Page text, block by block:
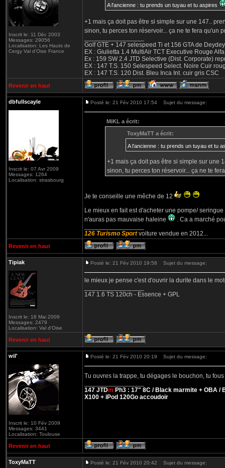
Inscrit le: 11 Déc 2003
Messages: 29056
Localisation: Les Hauts de
Cergy Val d'Oise France
A l'ancienne : tu prends un tuyau et tu aspires
+1 mais ça doit pas être si simple sur une 147..
sinon, tu perces ton réservoir... ça ne te fera qu'un
Golf GTE + 147 selespeed Ti et 156 GTA de
EX : Giulietta 1.4 MultiAir TCT Executive Rouge
Ex : 159 SW 2.4 JTD Selective (Dist. Corporate)
EX : 147 T.S. 150 Selespeed Select. Noire Cuir
EX : 147 T.S. 120 Dist. Bleu Inca Int. cuir gris CSC
Revenir en haut
dbfullscayle
Inscrit le: 07 Avr 2009
Messages: 1264
Localisation: strasbourg
Posté le: 21 Fév 2010 17:54 Sujet du message:
MiKL a écrit:
ToxyMaTT a écrit:
A l'ancienne : tu prends un tuyau et tu
+1 mais ça doit pas être si simple sur une
sinon, tu perces ton réservoir... ça ne te
Je te conseille une mêche de 12
Le mieux en fait est d'acheter une pompe/
n'auras pas mauvaise haleine
. Ca a marché
126 Turismo Sport voiture vendue en 2012...
Revenir en haut
Tipiak
Inscrit le: 18 Mai 2009
Messages: 2479
Localisation: Val d'Oise
Posté le: 21 Fév 2010 19:58 Sujet du message:
le mieux je pense c'est d'ouvrir la durite dans le
147 1.6 TS 120ch - Essence + GPL
Revenir en haut
wil'
Inscrit le: 10 Fév 2009
Messages: 3441
Localisation: Toulouse
Posté le: 21 Fév 2010 20:19 Sujet du message:
Tu ouvres la trappe, tu dégages le bouchon, tu
147 JTDm Ph3 : 17" 8C / Black marmite + OBA /
X100 + iPod 120Go accoudoir
Revenir en haut
ToxyMaTT Posté le: 21 Fév 2010 20:42 Sujet du message: